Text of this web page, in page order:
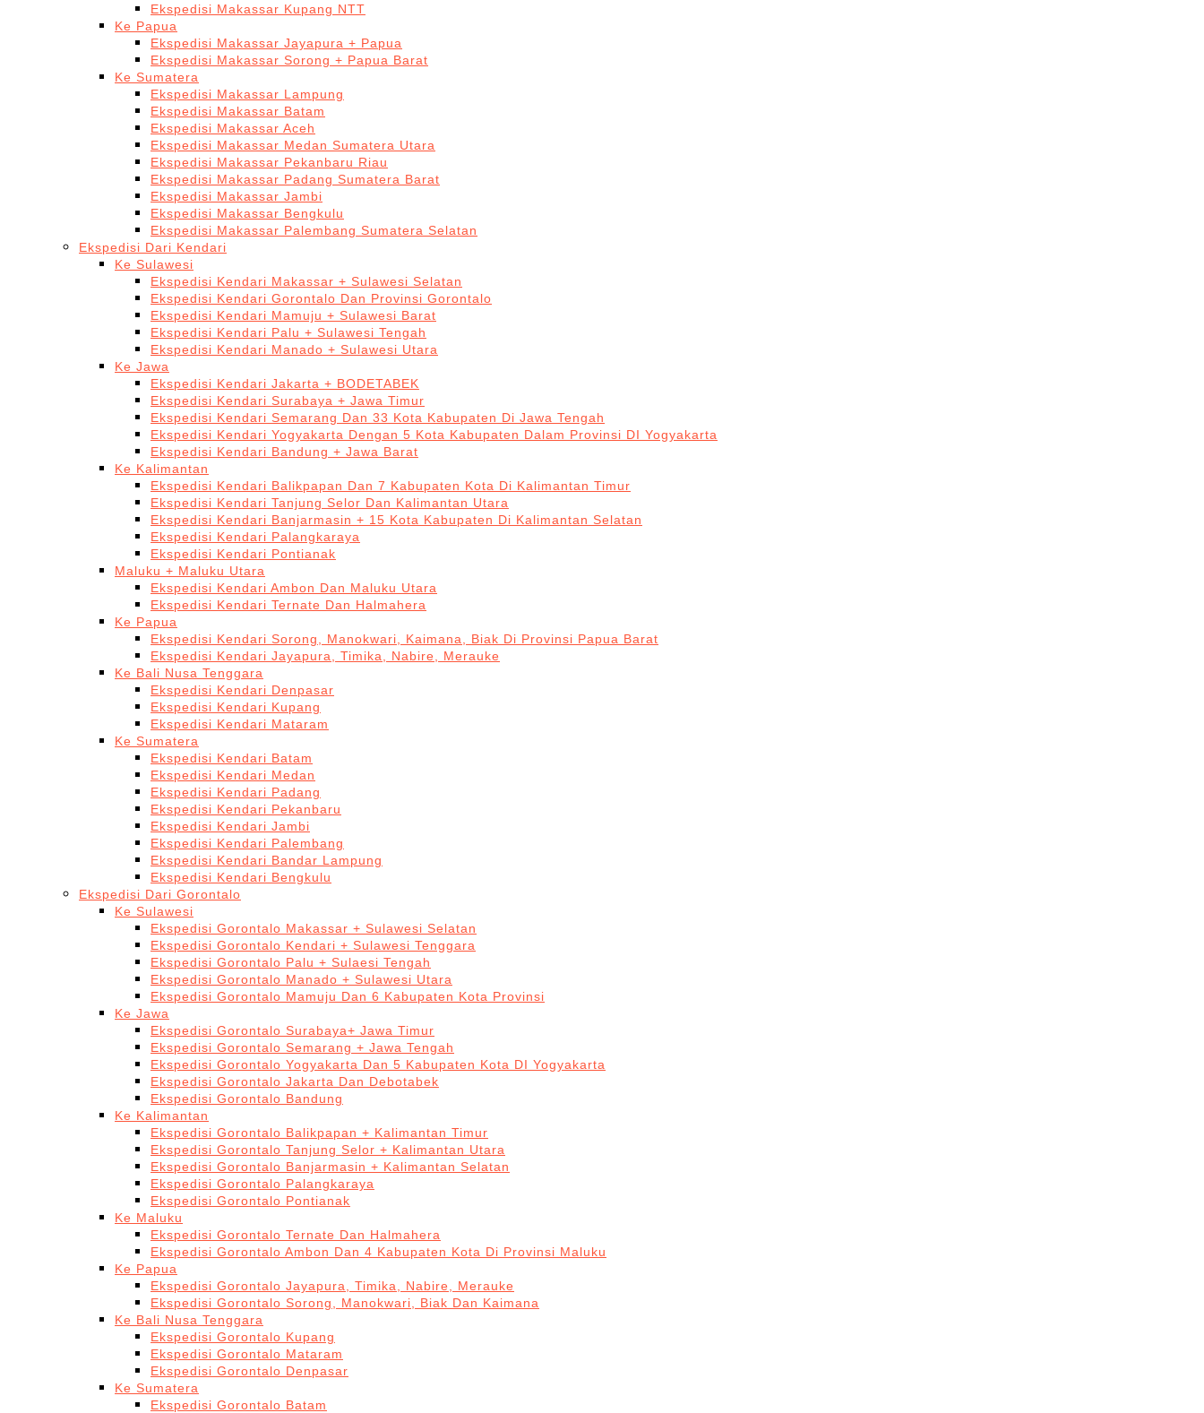
Ekspedisi Makassar Kupang NTT
Ke Papua
Ekspedisi Makassar Jayapura + Papua
Ekspedisi Makassar Sorong + Papua Barat
Ke Sumatera
Ekspedisi Makassar Lampung
Ekspedisi Makassar Batam
Ekspedisi Makassar Aceh
Ekspedisi Makassar Medan Sumatera Utara
Ekspedisi Makassar Pekanbaru Riau
Ekspedisi Makassar Padang Sumatera Barat
Ekspedisi Makassar Jambi
Ekspedisi Makassar Bengkulu
Ekspedisi Makassar Palembang Sumatera Selatan
Ekspedisi Dari Kendari
Ke Sulawesi
Ekspedisi Kendari Makassar + Sulawesi Selatan
Ekspedisi Kendari Gorontalo Dan Provinsi Gorontalo
Ekspedisi Kendari Mamuju + Sulawesi Barat
Ekspedisi Kendari Palu + Sulawesi Tengah
Ekspedisi Kendari Manado + Sulawesi Utara
Ke Jawa
Ekspedisi Kendari Jakarta + BODETABEK
Ekspedisi Kendari Surabaya + Jawa Timur
Ekspedisi Kendari Semarang Dan 33 Kota Kabupaten Di Jawa Tengah
Ekspedisi Kendari Yogyakarta Dengan 5 Kota Kabupaten Dalam Provinsi DI Yogyakarta
Ekspedisi Kendari Bandung + Jawa Barat
Ke Kalimantan
Ekspedisi Kendari Balikpapan Dan 7 Kabupaten Kota Di Kalimantan Timur
Ekspedisi Kendari Tanjung Selor Dan Kalimantan Utara
Ekspedisi Kendari Banjarmasin + 15 Kota Kabupaten Di Kalimantan Selatan
Ekspedisi Kendari Palangkaraya
Ekspedisi Kendari Pontianak
Maluku + Maluku Utara
Ekspedisi Kendari Ambon Dan Maluku Utara
Ekspedisi Kendari Ternate Dan Halmahera
Ke Papua
Ekspedisi Kendari Sorong, Manokwari, Kaimana, Biak Di Provinsi Papua Barat
Ekspedisi Kendari Jayapura, Timika, Nabire, Merauke
Ke Bali Nusa Tenggara
Ekspedisi Kendari Denpasar
Ekspedisi Kendari Kupang
Ekspedisi Kendari Mataram
Ke Sumatera
Ekspedisi Kendari Batam
Ekspedisi Kendari Medan
Ekspedisi Kendari Padang
Ekspedisi Kendari Pekanbaru
Ekspedisi Kendari Jambi
Ekspedisi Kendari Palembang
Ekspedisi Kendari Bandar Lampung
Ekspedisi Kendari Bengkulu
Ekspedisi Dari Gorontalo
Ke Sulawesi
Ekspedisi Gorontalo Makassar + Sulawesi Selatan
Ekspedisi Gorontalo Kendari + Sulawesi Tenggara
Ekspedisi Gorontalo Palu + Sulaesi Tengah
Ekspedisi Gorontalo Manado + Sulawesi Utara
Ekspedisi Gorontalo Mamuju Dan 6 Kabupaten Kota Provinsi
Ke Jawa
Ekspedisi Gorontalo Surabaya+ Jawa Timur
Ekspedisi Gorontalo Semarang + Jawa Tengah
Ekspedisi Gorontalo Yogyakarta Dan 5 Kabupaten Kota DI Yogyakarta
Ekspedisi Gorontalo Jakarta Dan Debotabek
Ekspedisi Gorontalo Bandung
Ke Kalimantan
Ekspedisi Gorontalo Balikpapan + Kalimantan Timur
Ekspedisi Gorontalo Tanjung Selor + Kalimantan Utara
Ekspedisi Gorontalo Banjarmasin + Kalimantan Selatan
Ekspedisi Gorontalo Palangkaraya
Ekspedisi Gorontalo Pontianak
Ke Maluku
Ekspedisi Gorontalo Ternate Dan Halmahera
Ekspedisi Gorontalo Ambon Dan 4 Kabupaten Kota Di Provinsi Maluku
Ke Papua
Ekspedisi Gorontalo Jayapura, Timika, Nabire, Merauke
Ekspedisi Gorontalo Sorong, Manokwari, Biak Dan Kaimana
Ke Bali Nusa Tenggara
Ekspedisi Gorontalo Kupang
Ekspedisi Gorontalo Mataram
Ekspedisi Gorontalo Denpasar
Ke Sumatera
Ekspedisi Gorontalo Batam